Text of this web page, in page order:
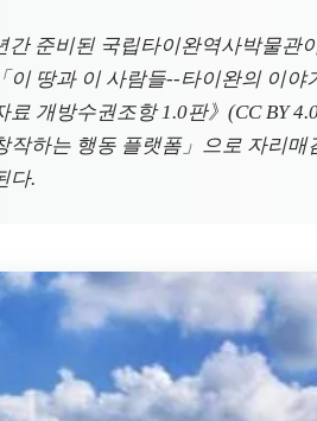
간 준비된 국립타이완역사박물
이 땅과 이 사람들--타이완의 이
개방수권조항 1.0판》(CC BY
작하는 행동 플랫폼」으로 자리매
다.